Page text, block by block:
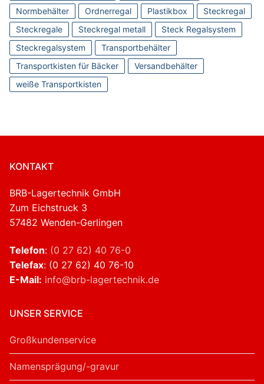
Normbehälter
Ordnerregal Plastikbox
Steckregal
Steckregale
Steckregal metall
Steck Regalsystem
Steckregalsystem
Transportbehälter
Transportkisten für Bäcker
Versandbehälter
weiße Transportkisten
KONTAKT
BRB-Lagertechnik GmbH
Zum Eichstruck 3
57482 Wenden-Gerlingen
Telefon: (0 27 62) 40 76-0
Telefax: (0 27 62) 40 76-10
E-Mail: info@brb-lagertechnik.de
UNSER SERVICE
Großkundenservice
Namensprägung/-gravur